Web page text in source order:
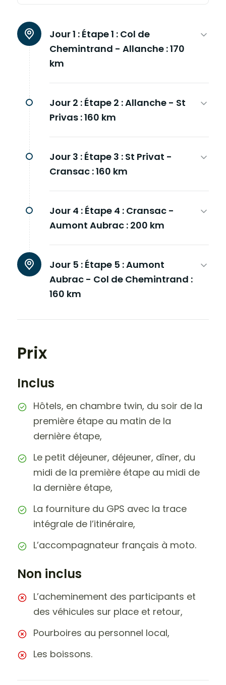
Jour 1 : Étape 1 : Col de
Chemintrand - Allanche : 170
km
Jour 2 : Étape 2 : Allanche - St
Privas : 160 km
Jour 3 : Étape 3 : St Privat -
Cransac : 160 km
Jour 4 : Étape 4 : Cransac -
Aumont Aubrac : 200 km
Jour 5 : Étape 5 : Aumont
Aubrac - Col de Chemintrand :
160 km
Prix
Inclus
Hôtels, en chambre twin, du soir de la
première étape au matin de la
dernière étape,
Le petit déjeuner, déjeuner, dîner, du
midi de la première étape au midi de
la dernière étape,
La fourniture du GPS avec la trace
intégrale de l’itinéraire,
L’accompagnateur français à moto.
Non inclus
L’acheminement des participants et
des véhicules sur place et retour,
Pourboires au personnel local,
Les boissons.